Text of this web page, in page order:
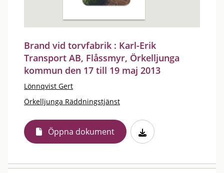
Brand vid torvfabrik : Karl-Erik
Transport AB, Flåssmyr, Örkelljunga
kommun den 17 till 19 maj 2013
Lönnqvist Gert
Örkelljunga Räddningstjänst
Öppna dokument